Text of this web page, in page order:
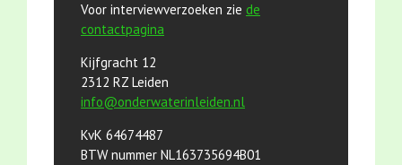
Voor interviewverzoeken zie de
contactpagina
Kijfgracht 12
2312 RZ Leiden
info@onderwaterinleiden.nl
KvK 64674487
BTW nummer NL163735694B01